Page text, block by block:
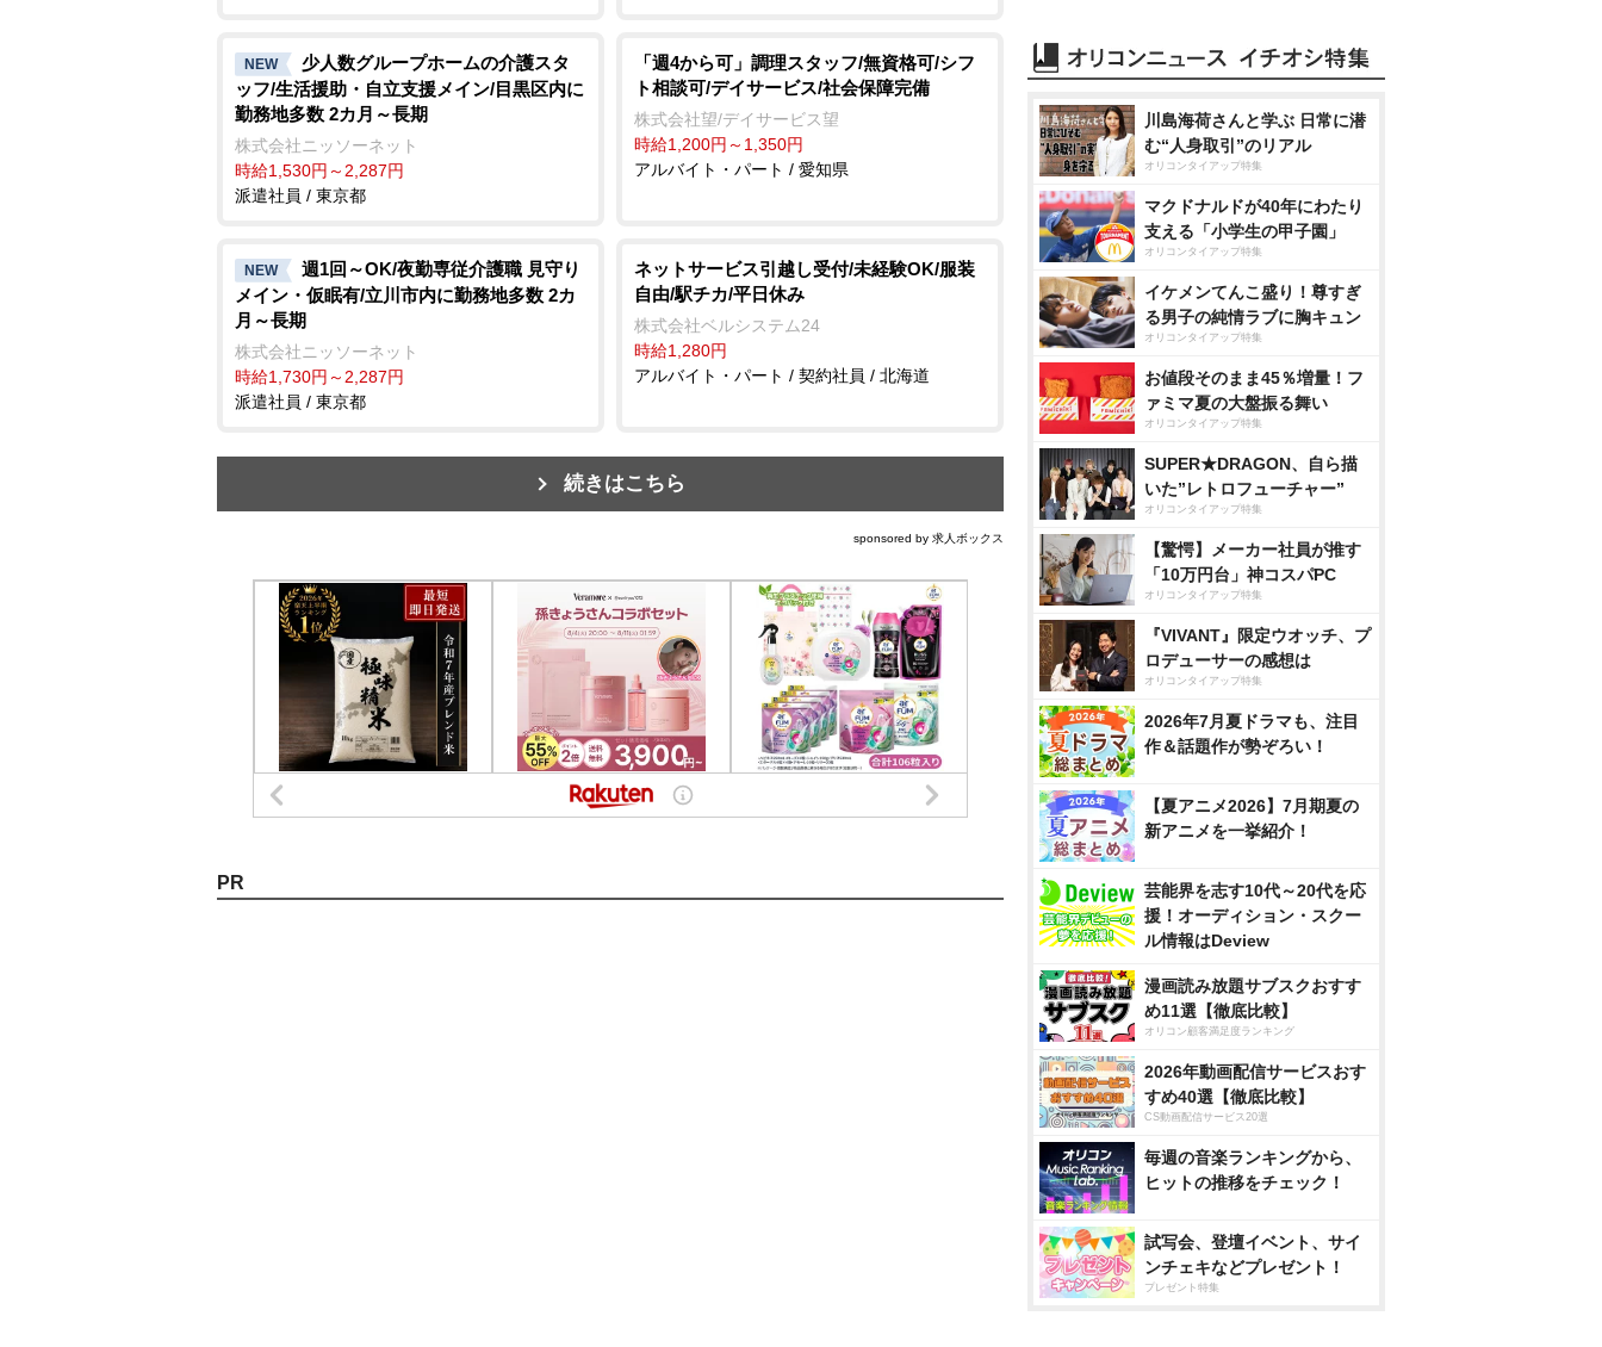
NEW
少人数グループホームの介護スタ
ッフ/生活援助・自立支援メイン/目黒区内に
勤務地多数 2カ月～長期
株式会社ニッソーネット
時給1,530円～2,287円
派遣社員 / 東京都
「週4から可」調理スタッフ/無資格可/シフ
ト相談可/デイサービス/社会保障完備
株式会社望/デイサービス望
時給1,200円～1,350円
アルバイト・パート / 愛知県
NEW
週1回～OK/夜勤専従介護職 見守り
メイン・仮眠有/立川市内に勤務地多数 2カ
月～長期
株式会社ニッソーネット
時給1,730円～2,287円
派遣社員 / 東京都
ネットサービス引越し受付/未経験OK/服装
自由/駅チカ/平日休み
株式会社ベルシステム24
時給1,280円
アルバイト・パート / 契約社員 / 北海道
続きはこちら
sponsored by 求人ボックス
PR
川島海荷さんと学ぶ 日常に潜
む“人身取引”のリアル
オリコンタイアップ特集
マクドナルドが40年にわたり
支える「小学生の甲子園」
オリコンタイアップ特集
イケメンてんこ盛り！尊すぎ
る男子の純情ラブに胸キュン
オリコンタイアップ特集
お値段そのまま45％増量！フ
ァミマ夏の大盤振る舞い
オリコンタイアップ特集
SUPER★DRAGON、自ら描
いた”レトロフューチャー”
オリコンタイアップ特集
【驚愕】メーカー社員が推す
「10万円台」神コスパPC
オリコンタイアップ特集
『VIVANT』限定ウオッチ、プ
ロデューサーの感想は
オリコンタイアップ特集
2026年7月夏ドラマも、注目
作＆話題作が勢ぞろい！
【夏アニメ2026】7月期夏の
新アニメを一挙紹介！
芸能界を志す10代～20代を応
援！オーディション・スクー
ル情報はDeview
漫画読み放題サブスクおすす
め11選【徹底比較】
オリコン顧客満足度ランキング
2026年動画配信サービスおす
すめ40選【徹底比較】
CS動画配信サービス20選
毎週の音楽ランキングから、
ヒットの推移をチェック！
試写会、登壇イベント、サイ
ンチェキなどプレゼント！
プレゼント特集